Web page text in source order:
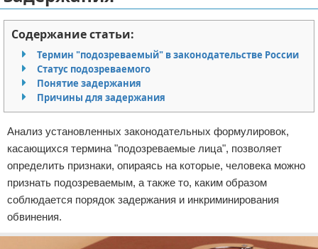
Миграционное право
Административное право
Пенсия, пособия и льготы
Семейное право
Льготы и компенсации
Наследство и завещания
Медицинское право
Уголовное право
Отказ от ответственности
Содержание статьи:
Термин "подозреваемый" в законодательстве России
Статус подозреваемого
Понятие задержания
Причины для задержания
Анализ установленных законодательных формулировок,
касающихся термина "подозреваемые лица", позволяет
определить признаки, опираясь на которые, человека можно
признать подозреваемым, а также то, каким образом
соблюдается порядок задержания и инкриминирования
обвинения.